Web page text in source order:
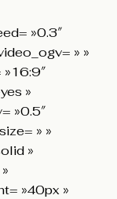
»0.3″
» »
»16:9″
»
»0.5″
» »
»
»40px »